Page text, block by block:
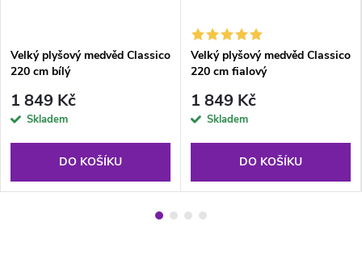
Velký plyšový medvěd Classico
220 cm bílý
1 849 Kč
Skladem
DO KOŠÍKU
Velký plyšový medvěd Classico
220 cm fialový
1 849 Kč
Skladem
DO KOŠÍKU